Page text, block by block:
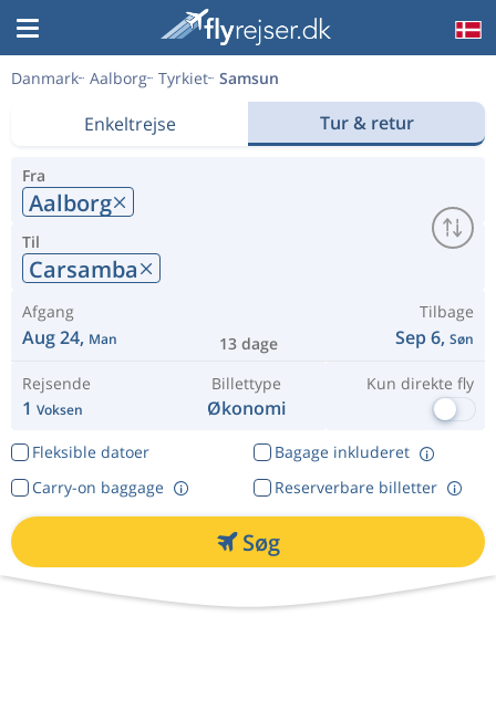
Danmark Aalborg Tyrkiet Samsun
Enkeltrejse Tur & retur
Fra
Aalborg
Til
Carsamba
Afgang
Aug 24, Man 13 dage
Tilbage
Sep 6, Søn
Rejsende
1 Voksen
Billettype
Økonomi
Kun direkte fly
Fleksible datoer
Bagage inkluderet
Reserverbare billetter
Carry-on baggage
Søg